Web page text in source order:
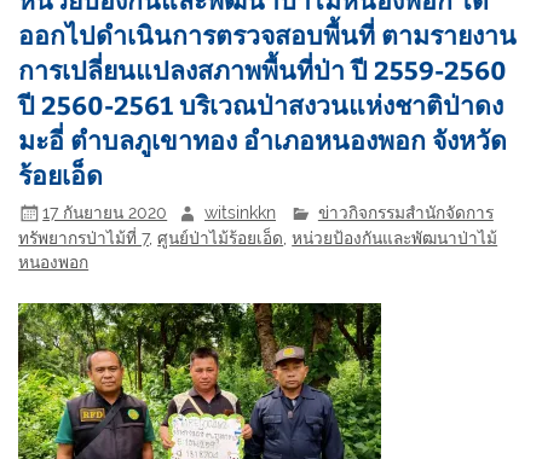
ออกไปดำเนินการตรวจสอบพื้นที่ ตามรายงาน
การเปลี่ยนแปลงสภาพพื้นที่ป่า ปี 2559-2560
ปี 2560-2561 บริเวณป่าสงวนแห่งชาติป่าดง
มะอี่ ตำบลภูเขาทอง อำเภอหนองพอก จังหวัด
ร้อยเอ็ด
17 กันยายน 2020 witsinkkn
ข่าวกิจกรรมสำนักจัดการ
ทรัพยากรป่าไม้ที่ 7,ศูนย์ป่าไม้ร้อยเอ็ด ,หน่วยป้องกันและพัฒนาป่าไม้
หนองพอก